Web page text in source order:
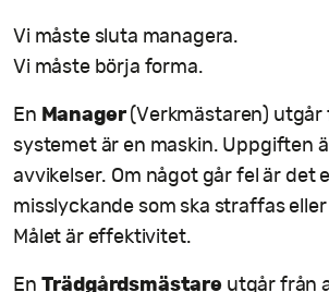
Vi måste sluta managera.
Vi måste börja forma.
En Manager(Verkmästaren) utgår
systemet är en maskin. Uppgiften
avvikelser. Om något går fel är det
misslyckande som ska straffas
Målet är effektivitet.
En Trädgårdsmästareutgår från